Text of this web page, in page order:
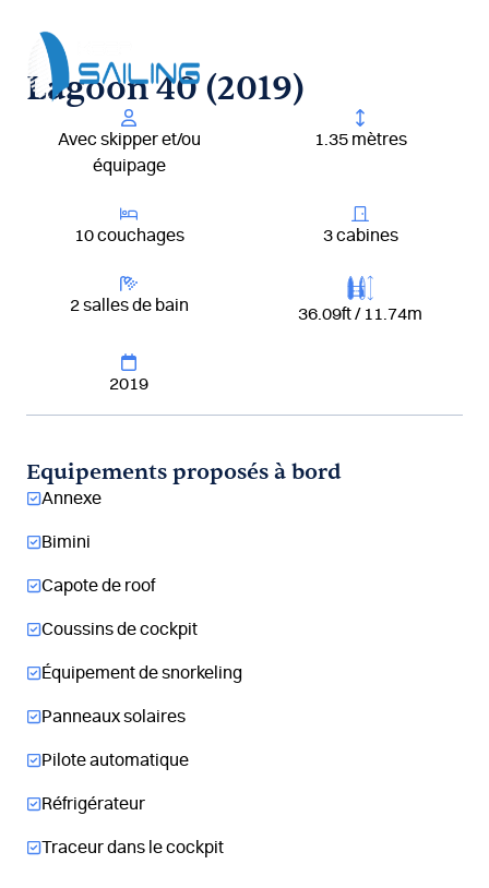
contenu
Lagoon 40 (2019)
Avec skipper et/ou
équipage
1.35 mètres
10 couchages 3 cabines
2 salles de bain 36.09ft / 11.74m
2019
Equipements proposés à bord
Annexe
Bimini
Capote de roof
Coussins de cockpit
Équipement de snorkeling
Panneaux solaires
Pilote automatique
Réfrigérateur
Traceur dans le cockpit